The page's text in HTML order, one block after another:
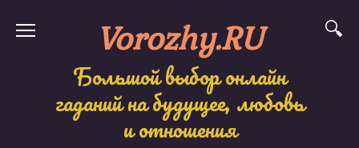
Vorozhy.RU
Большой выбор онлайн
гаданий на будущее, любовь
и отношения